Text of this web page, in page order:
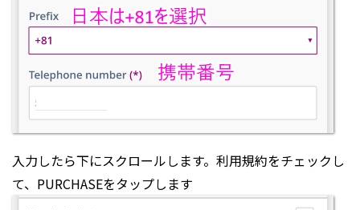
入力したら下にスクロールします。利用規約をチェックし
て、PURCHASEをタップします